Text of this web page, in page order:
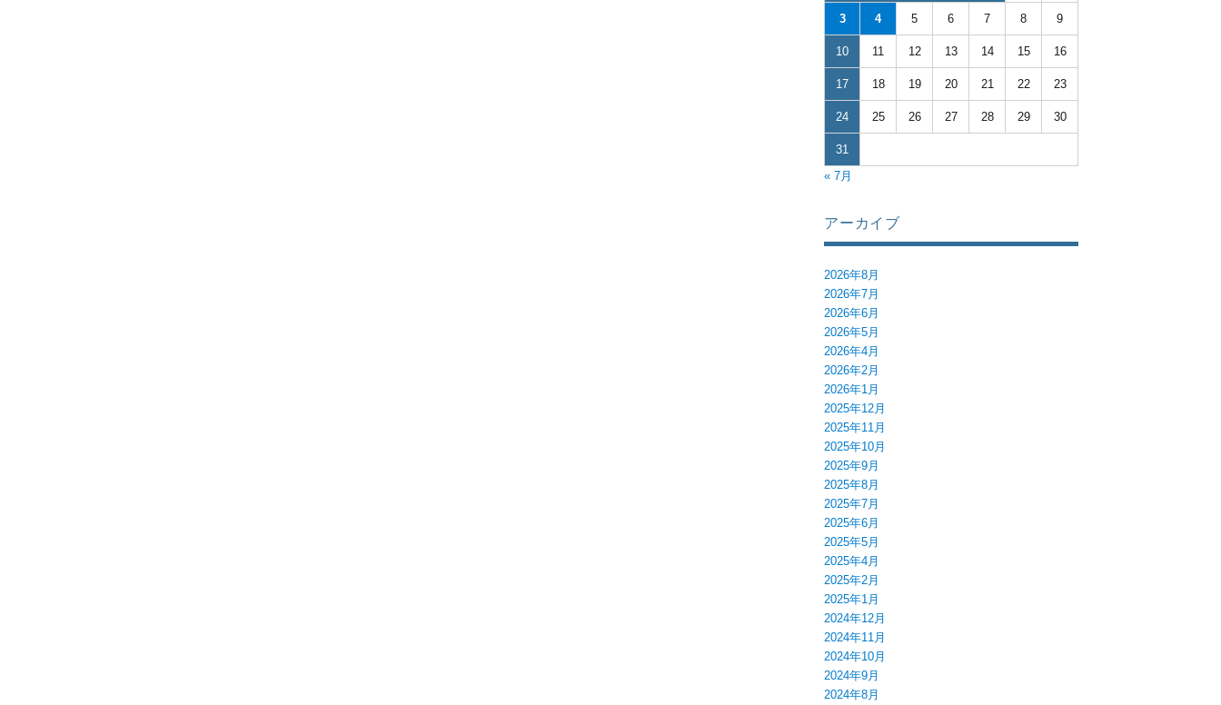
3 4 5 6 7 8 9
10 11 12 13 14 15 16
17 18 19 20 21 22 23
24 25 26 27 28 29 30
31
« 7月
アーカイブ
2026年8月
2026年7月
2026年6月
2026年5月
2026年4月
2026年2月
2026年1月
2025年12月
2025年11月
2025年10月
2025年9月
2025年8月
2025年7月
2025年6月
2025年5月
2025年4月
2025年2月
2025年1月
2024年12月
2024年11月
2024年10月
2024年9月
2024年8月